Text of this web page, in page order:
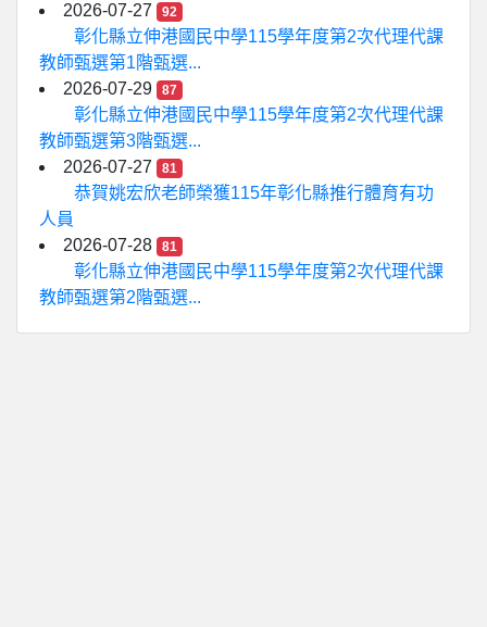
2026-07-27
92
彰化縣立伸港國民中學115學年度第2次代理代課
教師甄選第1階甄選...
2026-07-29
87
彰化縣立伸港國民中學115學年度第2次代理代課
教師甄選第3階甄選...
2026-07-27
81
恭賀姚宏欣老師榮獲115年彰化縣推行體育有功
人員
2026-07-28
81
彰化縣立伸港國民中學115學年度第2次代理代課
教師甄選第2階甄選...